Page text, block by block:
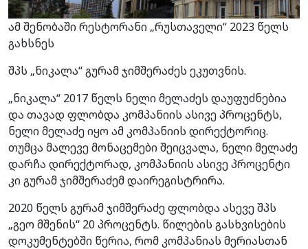
ამ შენობაში რესტორანი „რუსთაველი“ 2023 წელს
გახსნეს
შპს „ნიკალა“ გურამ ჯიმშერაძეს ეკუთვნის.
„ნიკალა“ 2017 წელს ნელი მელაძეს დაუფუძნებია
და თავად ფლობდა კომპანიის ასივე პროცენტს,
ნელი მელაძე იყო ამ კომპანიის დირექტორიც.
თუმცა მალევე მონაცემები შეიცვალა, ნელი მელაძე
დარჩა დირექტორად, კომპანიის ასივე პროცენტი
კი გურამ ჯიმშერაძემ დაირეგისტრირა.
2020 წელს გურამ ჯიმშერაძე ფლობდა ასევე შპს
„გეო მშენის“ 20 პროცენტს. წილების გასხვისების
დოკუმენტებში წერია, რომ კომპანიას მერიასთან